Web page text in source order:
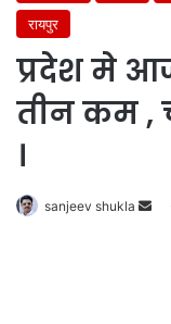
रायपुर
प्रदेश मे
तीन कम ,
।
sanjeev shukla